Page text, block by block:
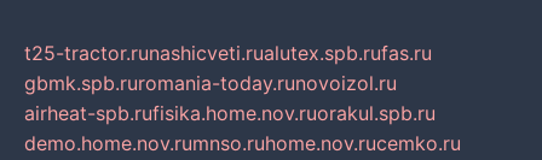
t25-tractor.runashicveti.rualutex.spb.rufas.ru
gbmk.spb.ruromania-today.runovoizol.ru
airheat-spb.rufisika.home.nov.ruorakul.spb.ru
demo.home.nov.rumnso.ruhome.nov.rucemko.ru